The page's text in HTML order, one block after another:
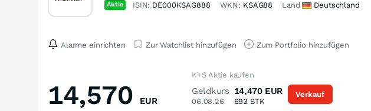
Aktie ISIN: DE000KSAG888 WKN: KSAG88 Land Deutschland
Alarme einrichten Zur Watchlist hinzufügen Zum Portfolio hinzufügen
14,570 EUR
K+S Aktie kaufen
Geldkurs
06.08.26
14,470 EUR
693 STK
Verkauf